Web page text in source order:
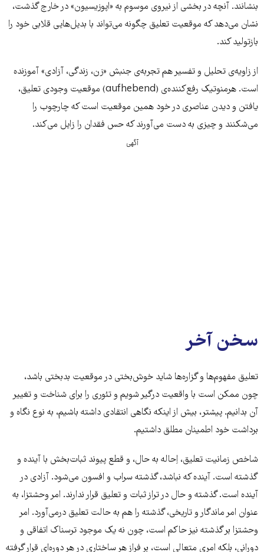
بنشانند. آنچه در بخشی از نیروی موسوم به «اپوزیسیون» در خارج گذشت،
نشان می‌دهد که موقعیت تعلیق چگونه می‌تواند با بدیل‌هایی قلابی خود را
بازتولید کند.
از زاویه‌ی تحلیل و تفسیر هم تجربه‌ی جنبش «زن، زندگی، آزادی» آموزنده
است. هرمنوتیک رفع‌کننده‌ی (aufhebend) موقعیت وجودی تعلیق،
یافتن و دیدن عناصری در خود همین موقعیت است که چارچوب را
می‌شکنند و چیزی به دست می‌آورند که حس فقدان را زایل می‌کند.
آگهی
سخن آخر
تعلیق مفهوم‌ها و گزاره‌ها شاید خوش‌بختی در موقعیت بدبختی باشد،
چون ممکن است با واقعیت درگیر شویم و تئوری را برای شناخت و تغییر
آن بدانیم. پیشتر، بیش از اینکه نگاهی انتقادی داشته باشیم، به نوع نگاه و
برداشت خود اطمینان مطلق داشتیم.
شاخص زمانیت تعلیق، اِحاله به حال، و قطع پیوند ثبات‌بخش با آینده و
گذشته است. آینده‌ که نباشد، گذشته سراب و افسون می‌شود. آزادی در
آینده است. گذشته و حال در تراز ثبات و تعلیق قرار ندارند. امر وحشتزا، به
عنوان امر ماندگار و تاریخی، گذشته را هم به حالت تعلیق درمی‌آورد. امر
وحشتزا بر گذشته نیز حاکم است، چون نه یک موجود ترسناک اتفاقی و
دورانی، بلکه امری متعالی است، بر فراز هر ساختاری در هر دوره‌ای قرار گرفته